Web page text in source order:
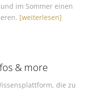
im Sommer einen
[weiterlesen]
& more
die zu